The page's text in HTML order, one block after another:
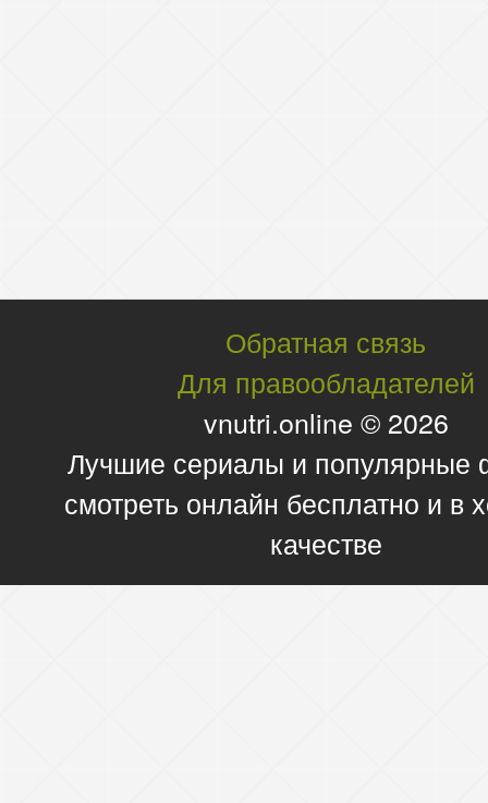
Обратная связь
Для правообладателей
vnutri.online © 2026
Лучшие сериалы и
смотреть онлайн бесплатно и в
качестве